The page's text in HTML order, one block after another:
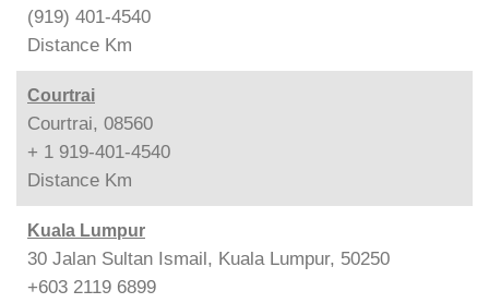
(919) 401-4540
Distance Km
Courtrai
Courtrai, 08560
+ 1 919-401-4540
Distance Km
Kuala Lumpur
30 Jalan Sultan Ismail, Kuala Lumpur, 50250
+603 2119 6899